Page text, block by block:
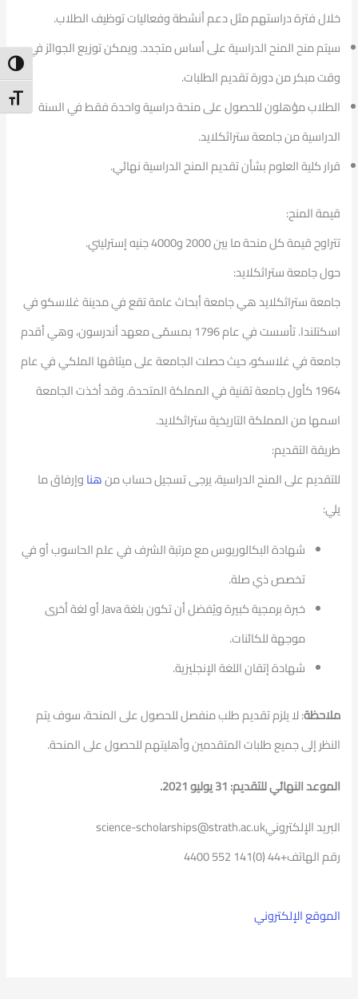
خلال فترة دراستهم مثل دعم أنشطة وفعاليات توظيف الطلاب.
سيتم منح المنح الدراسية على أساس متجدد. ويمكن توزيع الجوائز في
وقت مبكر من دورة تقديم الطلبات.
الطلاب مؤهلون للحصول على منحة دراسية واحدة فقط في السنة
الدراسية من جامعة ستراثكلايد.
قرار كلية العلوم بشأن تقديم المنح الدراسية نهائي.
قيمة المنح:
تتراوح قيمة كل منحة ما بين 2000 و4000 جنيه إسترليني.
حول جامعة ستراثكلايد:
جامعة ستراثكلايد هي جامعة أبحاث عامة تقع في مدينة غلاسكو في
اسكتلندا. تأسست في عام 1796 بمسمّى معهد أندرسون، وهي أقدم
جامعة في غلاسكو، حيث حصلت الجامعة على ميثاقها الملكي في عام
1964 كأول جامعة تقنية في المملكة المتحدة. وقد أخذت الجامعة
اسمها من المملكة التاريخية ستراثكلايد.
طريقة التقديم:
للتقديم على المنح الدراسية، يرجى تسجيل حساب منهناوإرفاق ما
يلي:
شهادة البكالوريوس مع مرتبة الشرف في علم الحاسوب أو في
تخصص ذي صلة.
خبرة برمجية كبيرة ويُفضل أن تكون بلغةJavaأو لغة أخرى
موجهة للكائنات.
شهادة إتقان اللغة الإنجليزية.
ملاحظة: لا يلزم تقديم طلب منفصل للحصول على المنحة، سوف يتم
النظر إلى جميع طلبات المتقدمين وأهليتهم للحصول على المنحة.
الموعد النهائي للتقديم: 31 يوليو 2021.
البريد الإلكترونيscience-scholarships@strath.ac.uk
رقم الهاتف+44 (0)141 552 4400
الموقع الإلكتروني